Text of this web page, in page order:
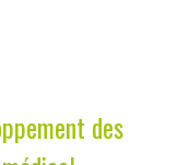
des